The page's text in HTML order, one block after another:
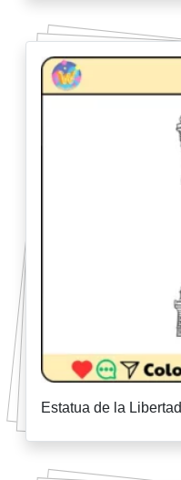
Estatua de la Libertad